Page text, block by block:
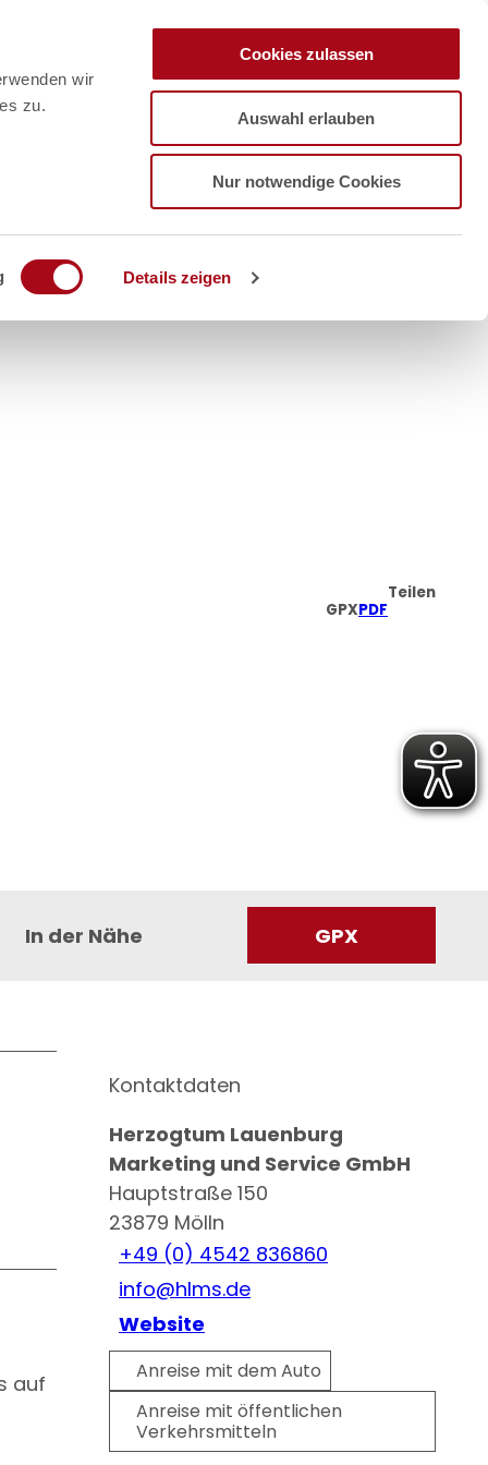
wir
zu.
Details zeigen
Cookies zulassen
Auswahl erlauben
Nur notwendige Cookies
GPXPDF
Teilen
In der Nähe GPX
auf
Kontaktdaten
Herzogtum Lauenburg
Marketing und Service GmbH
Hauptstraße 150
23879 Mölln
+49 (0) 4542 836860
info@hlms.de
Website
Anreise mit dem Auto
Anreise mit öffentlichen
Verkehrsmitteln